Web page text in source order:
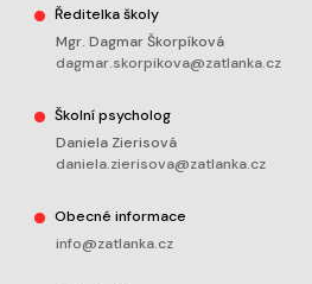
Ředitelka školy
Mgr. Dagmar Škorpíková
dagmar.skorpikova@zatlanka.cz
Školní psycholog
Daniela Zierisová
daniela.zierisova@zatlanka.cz
Obecné informace
info@zatlanka.cz